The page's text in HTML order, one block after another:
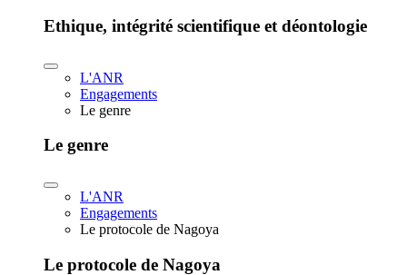
Ethique, intégrité scientifique et déontologie
L'ANR
Engagements
Le genre
Le genre
L'ANR
Engagements
Le protocole de Nagoya
Le protocole de Nagoya